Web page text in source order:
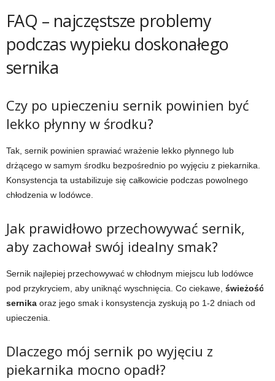
FAQ – najczęstsze problemy
podczas wypieku doskonałego
sernika
Czy po upieczeniu sernik powinien być
lekko płynny w środku?
Tak, sernik powinien sprawiać wrażenie lekko płynnego lub
drżącego w samym środku bezpośrednio po wyjęciu z piekarnika.
Konsystencja ta ustabilizuje się całkowicie podczas powolnego
chłodzenia w lodówce.
Jak prawidłowo przechowywać sernik,
aby zachował swój idealny smak?
Sernik najlepiej przechowywać w chłodnym miejscu lub lodówce
pod przykryciem, aby uniknąć wyschnięcia. Co ciekawe, świeżość
sernika oraz jego smak i konsystencja zyskują po 1-2 dniach od
upieczenia.
Dlaczego mój sernik po wyjęciu z
piekarnika mocno opadł?